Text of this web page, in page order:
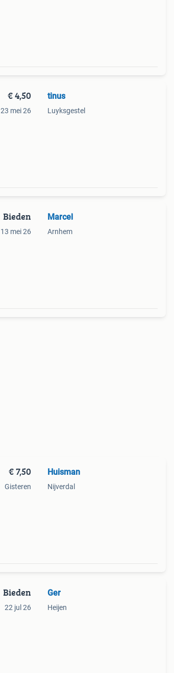
€ 4,50
23 mei 26
tinus
Luyksgestel
Bieden
13 mei 26
Marcel
Arnhem
€ 7,50
Gisteren
Huisman
Nijverdal
Bieden
22 jul 26
Ger
Heijen